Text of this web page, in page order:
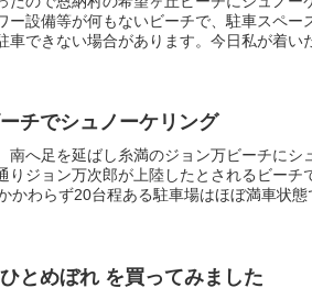
ー設備等が何もないビーチで、駐車スペー
車できない場合があります。今日私が着い
チでシュノーケリング
南へ足を延ばし糸満のジョン万ビーチにシ
りジョン万次郎が上陸したとされるビーチ
かわらず20台程ある駐車場はほぼ満車状態
とめぼれ を買ってみました